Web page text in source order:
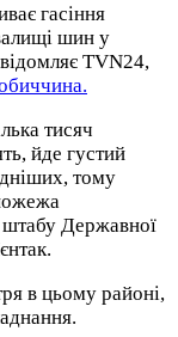
гасіння
шин у
TVN24,
тисяч
йде густий
тому
штабу Державної
в цьому районі,